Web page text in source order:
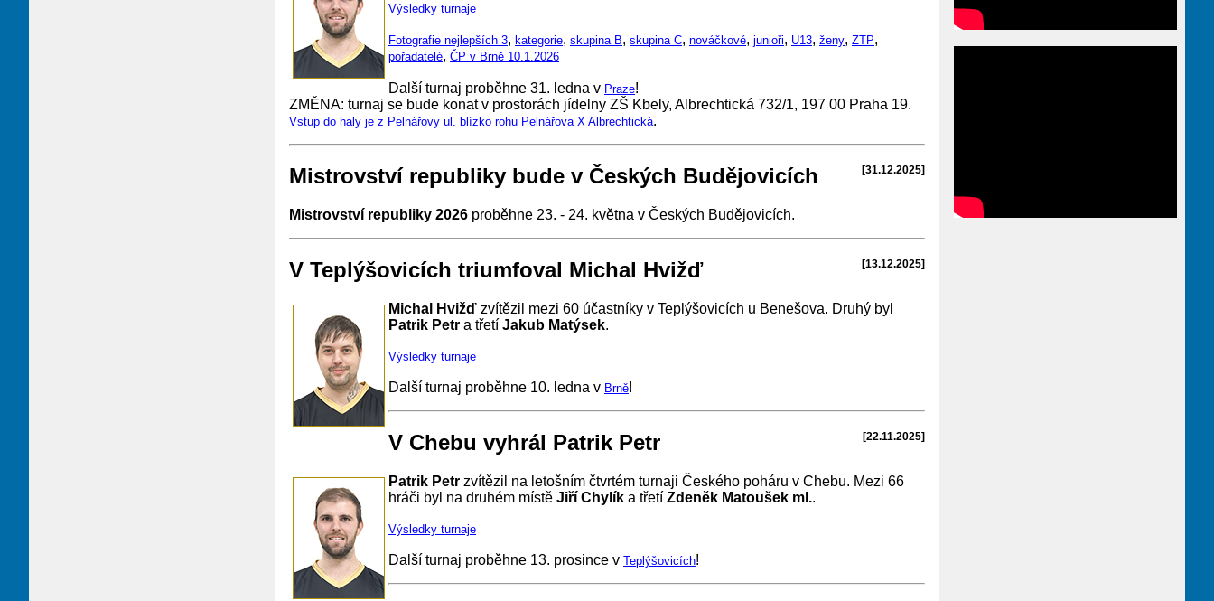
Výsledky turnaje
Fotografie nejlepších 3, kategorie, skupina B, skupina C, nováčkové, junioři, U13, ženy, ZTP,
pořadatelé, ČP v Brně 10.1.2026
Další turnaj proběhne 31. ledna v Praze!
ZMĚNA: turnaj se bude konat v prostorách jídelny ZŠ Kbely, Albrechtická 732/1, 197 00 Praha 19.
Vstup do haly je z Pelnářovy ul. blízko rohu Pelnářova X Albrechtická.
Mistrovství republiky bude v Českých Budějovicích [31.12.2025]
Mistrovství republiky 2026 proběhne 23. - 24. května v Českých Budějovicích.
V Teplýšovicích triumfoval Michal Hvižď [13.12.2025]
Michal Hvižď zvítězil mezi 60 účastníky v Teplýšovicích u Benešova. Druhý byl
Patrik Petr a třetí Jakub Matýsek.
Výsledky turnaje
Další turnaj proběhne 10. ledna v Brně!
V Chebu vyhrál Patrik Petr [22.11.2025]
Patrik Petr zvítězil na letošním čtvrtém turnaji Českého poháru v Chebu. Mezi 66
hráči byl na druhém místě Jiří Chylík a třetí Zdeněk Matoušek ml..
Výsledky turnaje
Další turnaj proběhne 13. prosince v Teplýšovicích!